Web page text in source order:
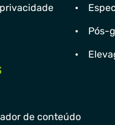
Pós-
de conteúdo